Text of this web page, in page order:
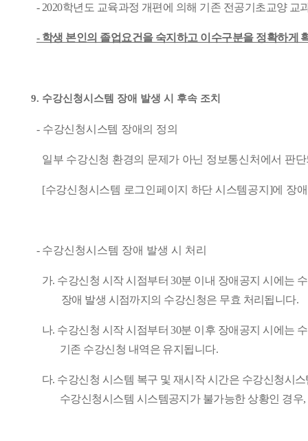
- 2020학년도 교육과정 개편에 의해 기존 전공기초교양 교
- 학생 본인의 졸업요건을 숙지하고 이수구분을 정확하게
9. 수강신청시스템 장애 발생 시 후속 조치
- 수강신청시스템 장애의 정의
일부 수강신청 환경의 문제가 아닌 정보통신처에서 판
[수강신청시스템 로그인페이지 하단 시스템공지 ]에 장
- 수강신청시스템 장애 발생 시 처리
가. 수강신청 시작 시점부터30분 이내 장애공지 시에는
장애 발생 시점까지의 수강신청은 무효 처리됩니다.
나. 수강신청 시작 시점부터30분 이후 장애공지 시에는
기존 수강신청 내역은 유지됩니다.
다. 수강신청 시스템 복구 및 재시작 시간은 수강신청시
수강신청시스템 시스템공지가 불가능한 상황인 경우,